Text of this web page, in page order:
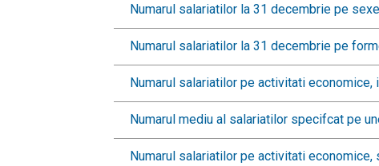
Numarul salariatilor la 31 decembrie pe
Numarul salariatilor la 31 decembrie pe
Numarul salariatilor pe activitati
Numarul mediu al salariatilor specifcat pe
Numarul salariatilor pe activitati